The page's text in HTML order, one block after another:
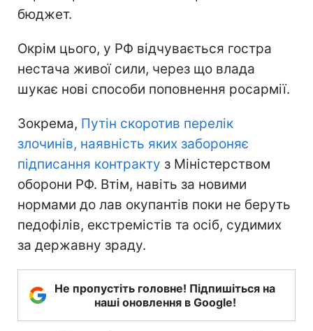
бюджет.
Окрім цього, у РФ відчувається гостра
нестача живої сили, через що влада
шукає нові способи поповнення росармії.
Зокрема, Путін скоротив перелік
злочинів, наявність яких забороняє
підписання контракту з Міністерством
оборони РФ. Втім, навіть за новими
нормами до лав окупантів поки не беруть
педофілів, екстремістів та осіб, судимих
за державну зраду.
Не пропустіть головне! Підпишіться на
наші оновлення в Google!